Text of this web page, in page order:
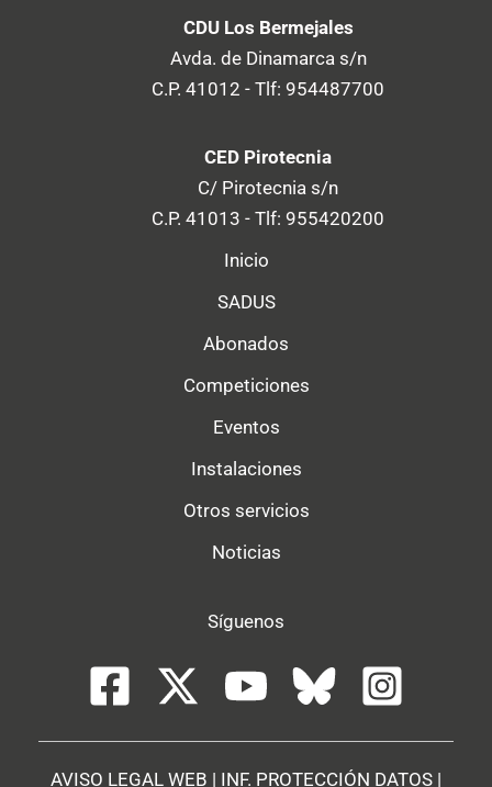
CDU Los Bermejales
Avda. de Dinamarca s/n
C.P. 41012 - Tlf: 954487700
CED Pirotecnia
C/ Pirotecnia s/n
C.P. 41013 - Tlf: 955420200
Inicio
SADUS
Abonados
Competiciones
Eventos
Instalaciones
Otros servicios
Noticias
Síguenos
AVISO LEGAL WEB | INF. PROTECCIÓN DATOS |